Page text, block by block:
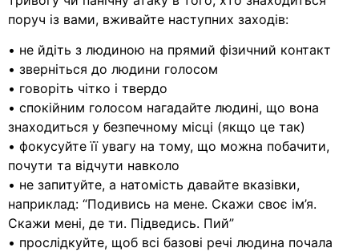
поруч із вами, вживайте наступних заходів:
• не йдіть з людиною на прямий фізичний контакт
• зверніться до людини голосом
• говоріть чітко і твердо
• спокійним голосом нагадайте людині, що вона
знаходиться у безпечному місці (якщо це так)
• фокусуйте її увагу на тому, що можна побачити,
почути та відчути навколо
• не запитуйте, а натомість давайте вказівки,
наприклад: “Подивись на мене. Скажи своє ім’я.
Скажи мені, де ти. Підведись. Пий”
• прослідкуйте, щоб всі базові речі людина почала